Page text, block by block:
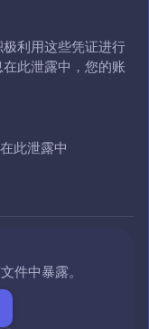
利用这些凭证进行
此泄露中，您的账
此泄露中
件中暴露。